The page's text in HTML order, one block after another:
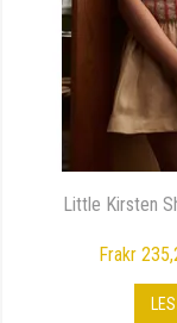
Little Kirsten
Frakr